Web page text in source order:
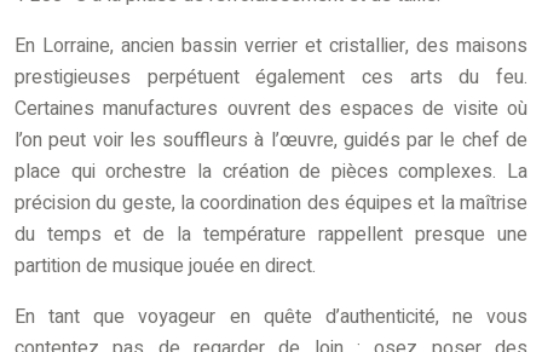
En Lorraine, ancien bassin verrier et cristallier, des maisons
prestigieuses perpétuent également ces arts du feu.
Certaines manufactures ouvrent des espaces de visite où
l’on peut voir les souffleurs à l’œuvre, guidés par le chef de
place qui orchestre la création de pièces complexes. La
précision du geste, la coordination des équipes et la maîtrise
du temps et de la température rappellent presque une
partition de musique jouée en direct.
En tant que voyageur en quête d’authenticité, ne vous